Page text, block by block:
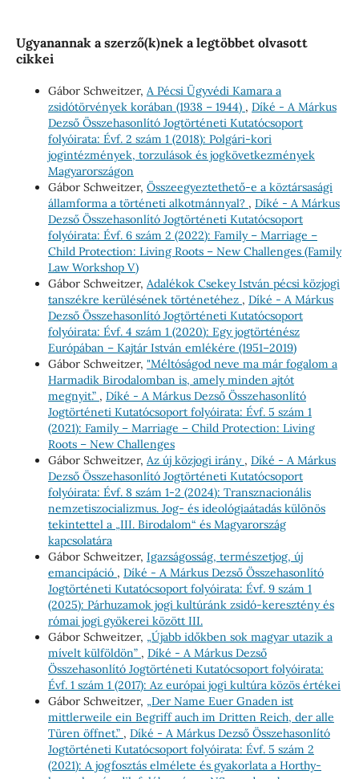
Ugyanannak a szerző(k)nek a legtöbbet olvasott
cikkei
Gábor Schweitzer, A Pécsi Ügyvédi Kamara a
zsidótörvények korában (1938 – 1944) , Díké - A Márkus
Dezső Összehasonlító Jogtörténeti Kutatócsoport
folyóirata: Évf. 2 szám 1 (2018): Polgári-kori
jogintézmények, torzulások és jogkövetkezmények
Magyarországon
Gábor Schweitzer, Összeegyeztethető-e a köztársasági
államforma a történeti alkotmánnyal? , Díké - A Márkus
Dezső Összehasonlító Jogtörténeti Kutatócsoport
folyóirata: Évf. 6 szám 2 (2022): Family – Marriage –
Child Protection: Living Roots – New Challenges (Family
Law Workshop V)
Gábor Schweitzer, Adalékok Csekey István pécsi közjogi
tanszékre kerülésének történetéhez , Díké - A Márkus
Dezső Összehasonlító Jogtörténeti Kutatócsoport
folyóirata: Évf. 4 szám 1 (2020): Egy jogtörténész
Európában – Kajtár István emlékére (1951–2019)
Gábor Schweitzer, "Méltóságod neve ma már fogalom a
Harmadik Birodalomban is, amely minden ajtót
megnyit.” , Díké - A Márkus Dezső Összehasonlító
Jogtörténeti Kutatócsoport folyóirata: Évf. 5 szám 1
(2021): Family – Marriage – Child Protection: Living
Roots – New Challenges
Gábor Schweitzer, Az új közjogi irány , Díké - A Márkus
Dezső Összehasonlító Jogtörténeti Kutatócsoport
folyóirata: Évf. 8 szám 1-2 (2024): Transznacionális
nemzetiszocializmus. Jog- és ideológiaátadás különös
tekintettel a „III. Birodalom“ és Magyarország
kapcsolatára
Gábor Schweitzer, Igazságosság, természetjog, új
emancipáció , Díké - A Márkus Dezső Összehasonlító
Jogtörténeti Kutatócsoport folyóirata: Évf. 9 szám 1
(2025): Párhuzamok jogi kultúránk zsidó-keresztény és
római jogi gyökerei között III.
Gábor Schweitzer, „Újabb időkben sok magyar utazik a
mívelt külföldön” , Díké - A Márkus Dezső
Összehasonlító Jogtörténeti Kutatócsoport folyóirata:
Évf. 1 szám 1 (2017): Az európai jogi kultúra közös értékei
Gábor Schweitzer, „Der Name Euer Gnaden ist
mittlerweile ein Begriff auch im Dritten Reich, der alle
Türen öffnet.” , Díké - A Márkus Dezső Összehasonlító
Jogtörténeti Kutatócsoport folyóirata: Évf. 5 szám 2
(2021): A jogfosztás elmélete és gyakorlata a Horthy-